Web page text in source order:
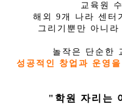
교육원
해외 9개 나라 센터
그리기뿐만 아니
놀작은 단순한
성공적인 창업과 운영
"학원 자리는